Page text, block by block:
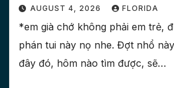
AUGUST 4, 2026 FLORIDA
*em già chớ không phải em trẻ,
phán tui này nọ nhe. Đợt nhổ
đây đó, hôm nào tìm được, sẽ…